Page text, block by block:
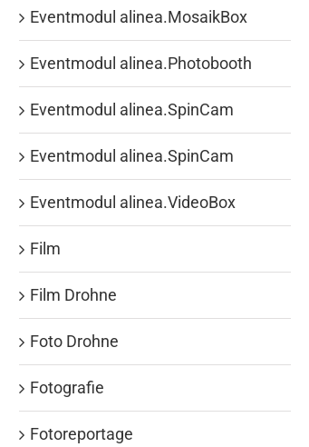
Eventmodul alinea.MosaikBox
Eventmodul alinea.Photobooth
Eventmodul alinea.SpinCam
Eventmodul alinea.SpinCam
Eventmodul alinea.VideoBox
Film
Film Drohne
Foto Drohne
Fotografie
Fotoreportage